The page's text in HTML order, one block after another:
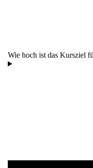
Wie hoch ist das Kursziel